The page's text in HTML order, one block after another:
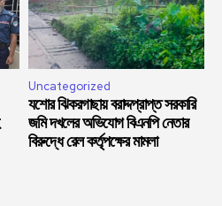
Uncategorized
যশোর ঝিকরগাছায় বরাদ্দপ্রাপ্ত সরকারি
জমি দখলের অভিযোগ বিএনপি নেতার
বিরুদ্ধে রেল কর্তৃপক্ষের মামলা